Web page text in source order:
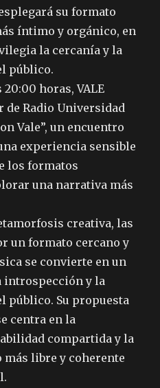
su formato
íntimo y orgánico, en
la cercanía y la
público.
horas, VALE
de Radio Universidad
Vale”, un encuentro
experiencia sensible
los formatos
una narrativa más
creativa, las
un formato cercano y
se convierte en un
introspección y la
público. Su propuesta
centra en la
compartida y la
más libre y coherente